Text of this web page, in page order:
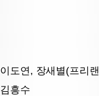
이도연, 장새별(프리
김흥수